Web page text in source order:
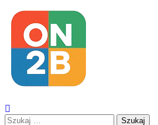
Skip
content
Szukaj: